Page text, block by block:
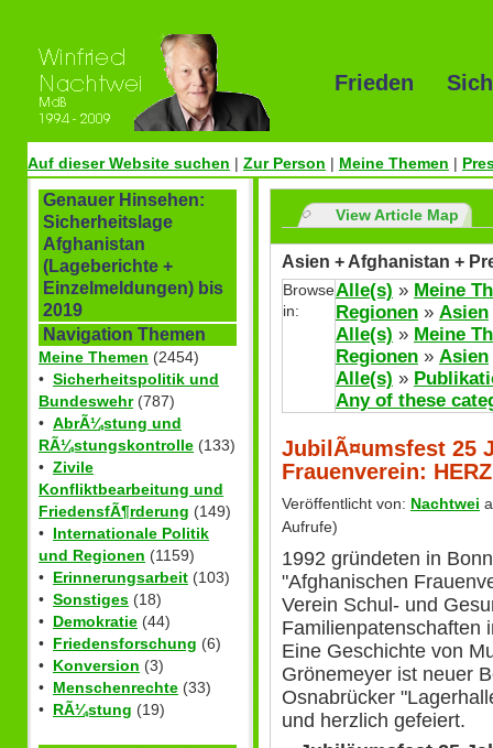
Frieden
Auf dieser Website suchen | Zur Person | Meine Themen |
Genauer Hinsehen:
Sicherheitslage
Afghanistan
(Lageberichte +
Einzelmeldungen) bis
2019
Navigation Themen
Meine Themen (2454)
• Sicherheitspolitik und
Bundeswehr(787)
• AbrÃ¼stung und
RÃ¼stungskontrolle (133)
• Zivile
Konfliktbearbeitung und
FriedensfÃ¶rderung (149)
• Internationale Politik
und Regionen (1159)
• Erinnerungsarbeit (103)
• Sonstiges (18)
• Demokratie (44)
• Friedensforschung (6)
• Konversion (3)
• Menschenrechte (33)
• RÃ¼stung (19)
View Article Map
Asien + Afghanistan +
Browse
in:
Alle(s) » Meine
Regionen » Asien
Alle(s) » Meine
Regionen » Asien
Alle(s) »
Any of these
JubilÃ¤umsfest 25
Frauenverein:
Veröffentlicht von: Nachtwei
Aufrufe)
1992 gründeten in
"Afghanischen
Verein Schul- und
Familienpatenschaften
Eine Geschichte von
Grönemeyer ist neuer
Osnabrücker
und herzlich gefeiert.